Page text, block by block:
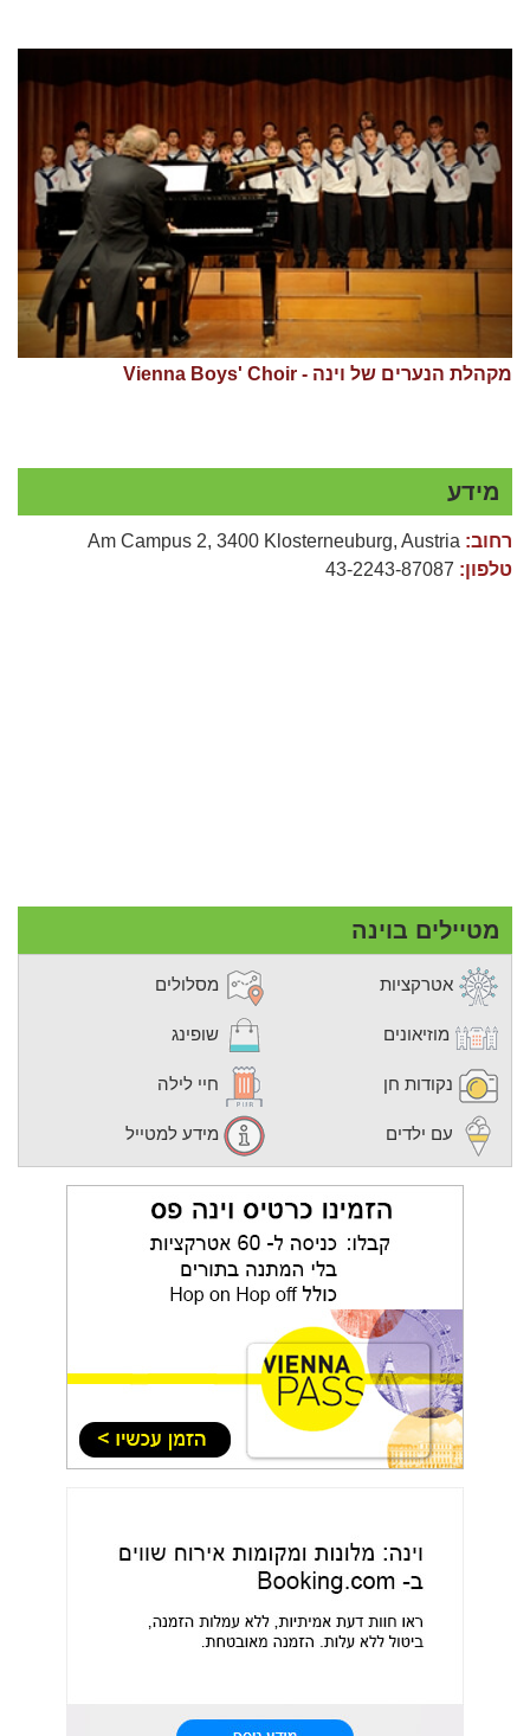
מקהלת הנערים של וינה - Vienna Boys' Choir
מידע
רחוב:
טלפון:
מטיילים בוינה
אטרקציות מסלולים
מוזיאונים שופינג
נקודות חן חיי לילה
עם ילדים מידע למטייל